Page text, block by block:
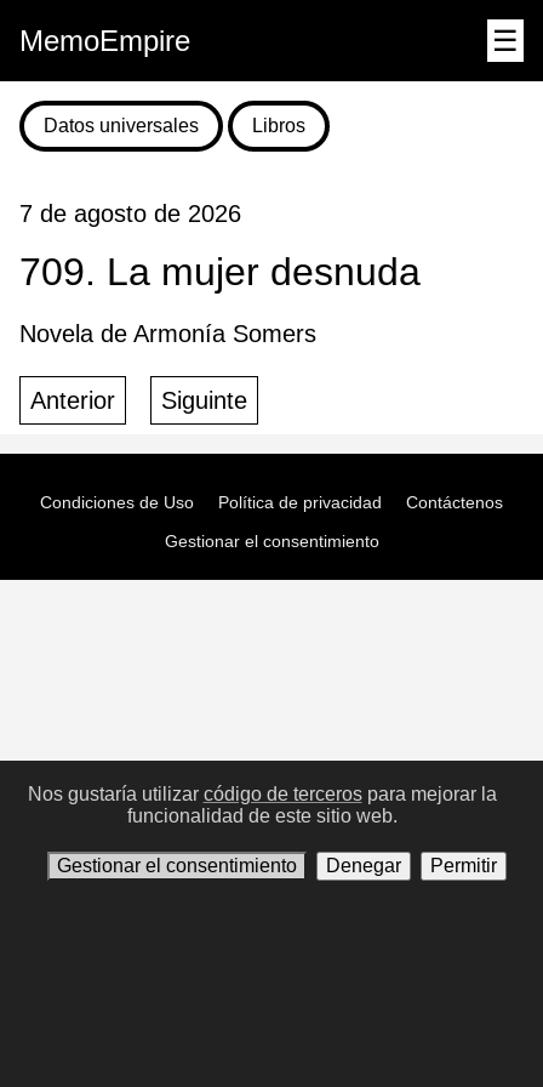
MemoEmpire ☰
Datos universales Libros
7 de agosto de 2026
709. La mujer desnuda
Novela de Armonía Somers
Anterior Siguinte
Condiciones de Uso Política de privacidad
Contáctenos
Gestionar el consentimiento
Nos gustaría utilizar código de tercerospara mejorar la
funcionalidad de este sitio web.
Gestionar el consentimiento Denegar Permitir